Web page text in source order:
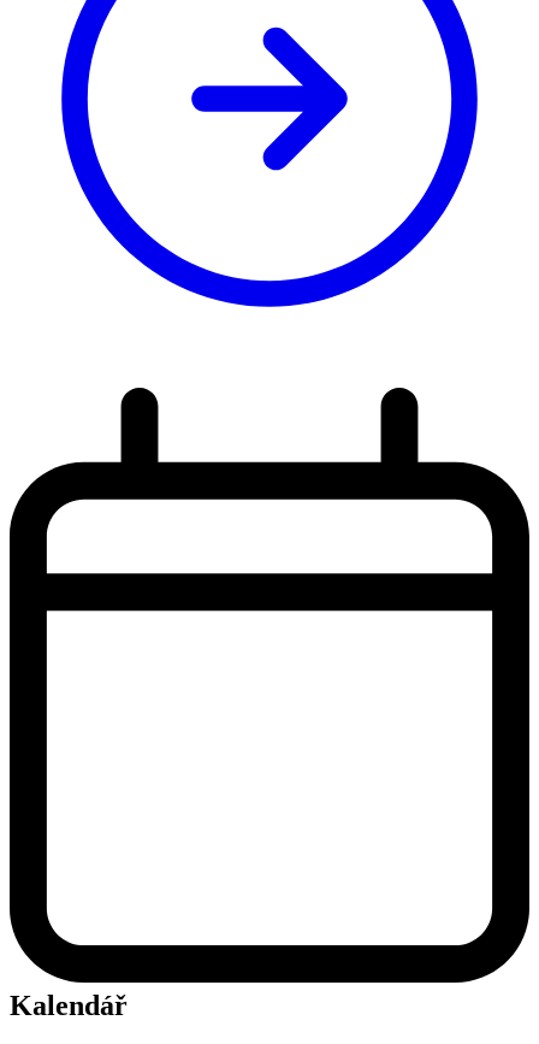
Kalendář